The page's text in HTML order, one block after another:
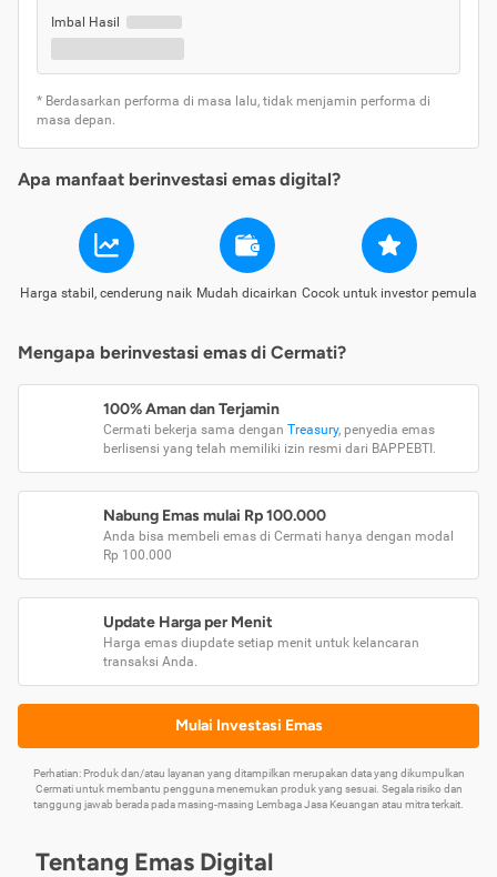
Imbal Hasil
* Berdasarkan performa di masa lalu, tidak menjamin performa di
masa depan.
Apa manfaat berinvestasi emas digital?
Harga stabil, cenderung naik Mudah dicairkan Cocok untuk investor pemula
Mengapa berinvestasi emas di Cermati?
100% Aman dan Terjamin
Cermati bekerja sama dengan Treasury, penyedia emas
berlisensi yang telah memiliki izin resmi dari BAPPEBTI.
Nabung Emas mulai Rp 100.000
Anda bisa membeli emas di Cermati hanya dengan modal
Rp 100.000
Update Harga per Menit
Harga emas diupdate setiap menit untuk kelancaran
transaksi Anda.
Mulai Investasi Emas
Perhatian: Produk dan/atau layanan yang ditampilkan merupakan data yang dikumpulkan
Cermati untuk membantu pengguna menemukan produk yang sesuai. Segala risiko dan
tanggung jawab berada pada masing-masing Lembaga Jasa Keuangan atau mitra terkait.
Tentang Emas Digital